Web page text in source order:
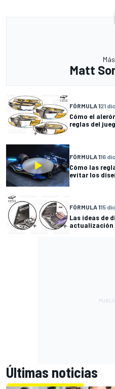
Matt
FÓRMULA 121
Cómo el
reglas del
FÓRMULA 116
Cómo las
evitar los
FÓRMULA 115
Las ideas de
actualización
Últimas noticias